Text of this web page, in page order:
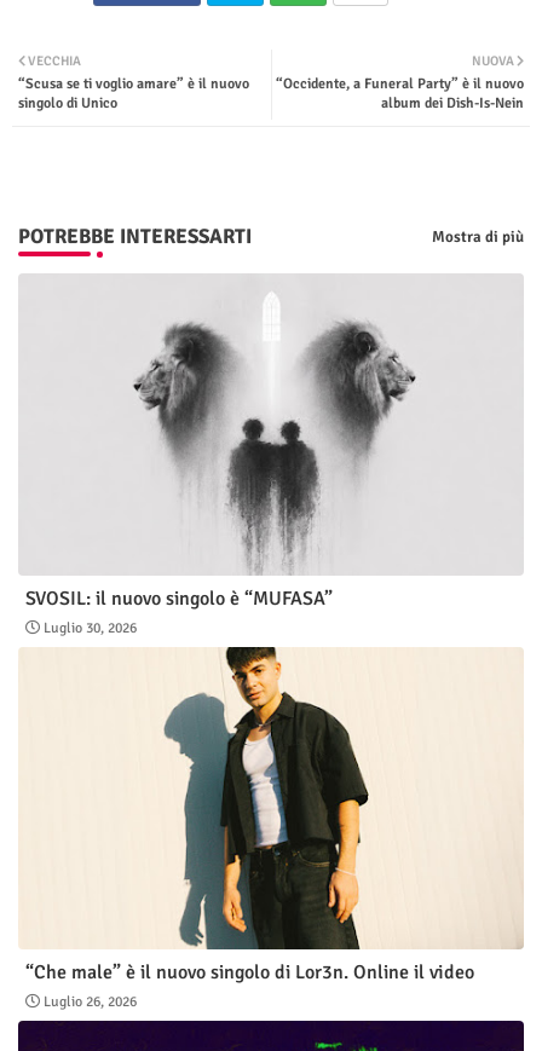
ter tsap
NUOVA
“Occidente, a Funeral Party” è il nuovo
album dei Dish-Is-Nein
VECCHIA
“Scusa se ti voglio amare” è il nuovo
singolo di Unico
POTREBBE INTERESSARTI Mostra di più
SVOSIL: il nuovo singolo è “MUFASA”
Luglio 30, 2026
“Che male” è il nuovo singolo di Lor3n. Online il video
Luglio 26, 2026